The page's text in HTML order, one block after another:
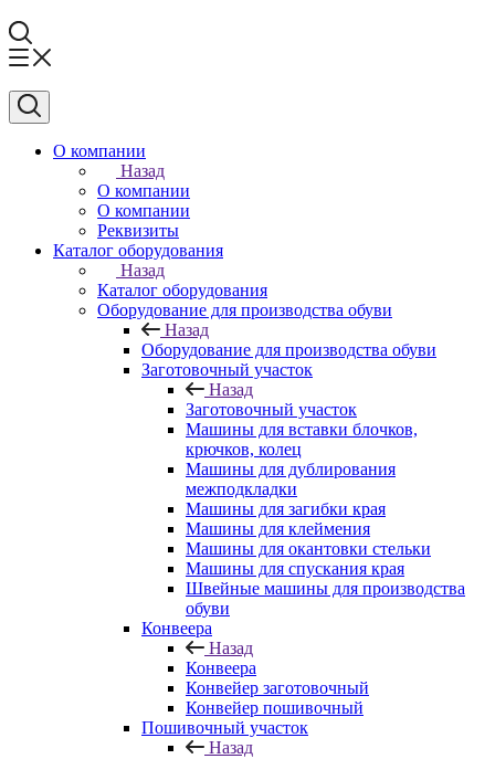
О компании
Назад
О компании
О компании
Реквизиты
Каталог оборудования
Назад
Каталог оборудования
Оборудование для производства обуви
Назад
Оборудование для производства обуви
Заготовочный участок
Назад
Заготовочный участок
Машины для вставки блочков,
крючков, колец
Машины для дублирования
межподкладки
Машины для загибки края
Машины для клеймения
Машины для окантовки стельки
Машины для спускания края
Швейные машины для производства
обуви
Конвеера
Назад
Конвеера
Конвейер заготовочный
Конвейер пошивочный
Пошивочный участок
Назад